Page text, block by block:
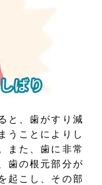
と、歯がすり減
うことによりし
また、歯に非常
歯の根元部分が
起こし、その部